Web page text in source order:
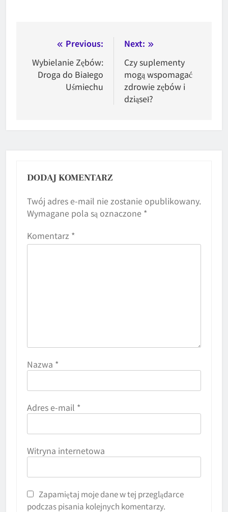
Nawigacja
wpisu
Previous:
Wybielanie Zębów:
Droga do Białego
Uśmiechu
Next:
Czy suplementy
mogą wspomagać
zdrowie zębów i
dziąseł?
DODAJ KOMENTARZ
Twój adres e-mail nie zostanie opublikowany.
Wymagane pola są oznaczone *
Komentarz *
Nazwa *
Adres e-mail *
Witryna internetowa
Zapamiętaj moje dane w tej przeglądarce
podczas pisania kolejnych komentarzy.